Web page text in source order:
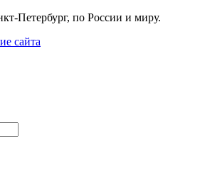
Петербург, по России и миру.
сайта